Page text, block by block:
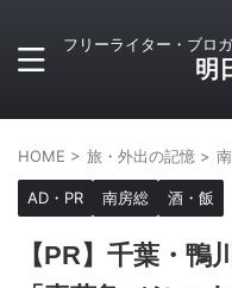
フリーライター・ブロ
明
HOME > 旅・外出の記憶 >
AD・PR 南房総 酒・飯
【PR】千葉・鴨